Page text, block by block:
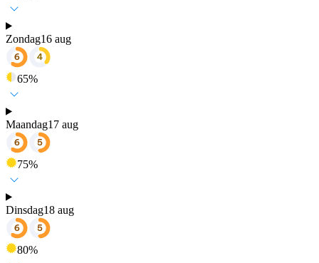
Zondag16 aug
65%
Maandag17 aug
75%
Dinsdag18 aug
80%